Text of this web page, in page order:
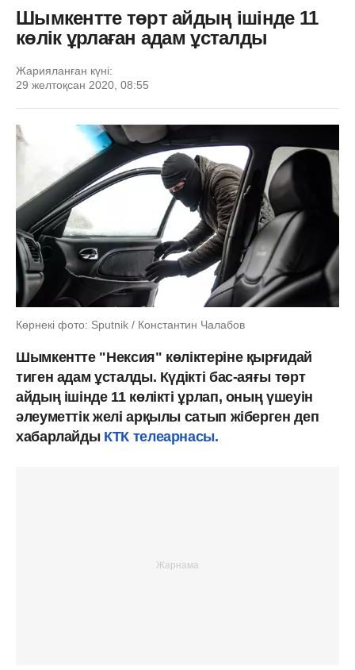
Шымкентте төрт айдың ішінде 11
көлік ұрлаған адам ұсталды
Жарияланған күні:
29 желтоқсан 2020, 08:55
Көрнекі фото: Sputnik / Константин Чалабов
Шымкентте "Нексия" көліктеріне қырғидай
тиген адам ұсталды. Күдікті бас-аяғы төрт
айдың ішінде 11 көлікті ұрлап, оның үшеуін
әлеуметтік желі арқылы сатып жіберген деп
хабарлайды КТК телеарнасы.